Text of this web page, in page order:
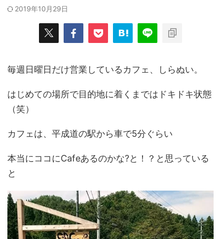
2019年10月29日
毎週日曜日だけ営業しているカフェ、しらぬい。
はじめての場所で目的地に着くまではドキドキ状態
（笑）
カフェは、平成道の駅から車で5分ぐらい
本当にココにCafeあるのかな?と！？と思っている
と